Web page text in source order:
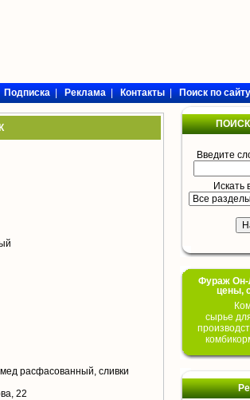
Подписка|Реклама|Контакты|Поиск по сайту
расфасованный, сливки
22
Введите
Искать
Фураж Он-
цены,
сырье